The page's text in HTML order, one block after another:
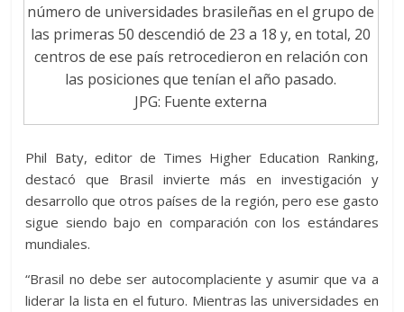
número de universidades brasileñas en el grupo de
las primeras 50 descendió de 23 a 18 y, en total, 20
centros de ese país retrocedieron en relación con
las posiciones que tenían el año pasado.
JPG: Fuente externa
Phil Baty, editor de Times Higher Education Ranking,
destacó que Brasil invierte más en investigación y
desarrollo que otros países de la región, pero ese gasto
sigue siendo bajo en comparación con los estándares
mundiales.
“Brasil no debe ser autocomplaciente y asumir que va a
liderar la lista en el futuro. Mientras las universidades en